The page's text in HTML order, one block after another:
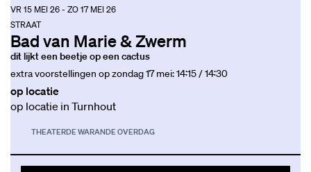
Bad van Marie & Zwerm
dit lijkt een beetje op een cactus
STRAAT
VR 15 MEI 26- ZO 17 MEI 26
extra voorstellingen op zondag 17 mei: 14:15 / 14:30
op locatie
op locatie in Turnhout
THEATERDE WARANDE OVERDAG